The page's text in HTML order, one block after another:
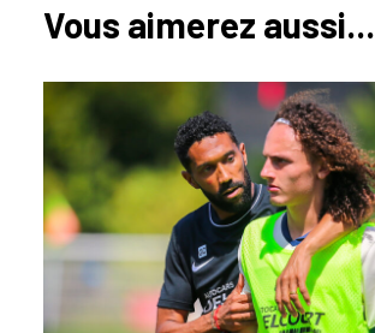
Vous aimerez aussi...